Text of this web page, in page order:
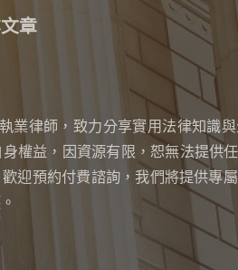
章
業律師，致力分享實用法律知識
權益，因資源有限，恕無法提供
迎預約付費諮詢，我們將提供專